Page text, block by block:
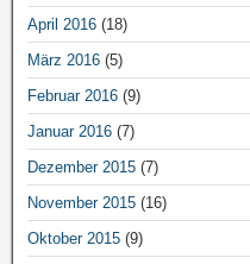
April 2016 (18)
März 2016 (5)
Februar 2016 (9)
Januar 2016 (7)
Dezember 2015 (7)
November 2015 (16)
Oktober 2015 (9)